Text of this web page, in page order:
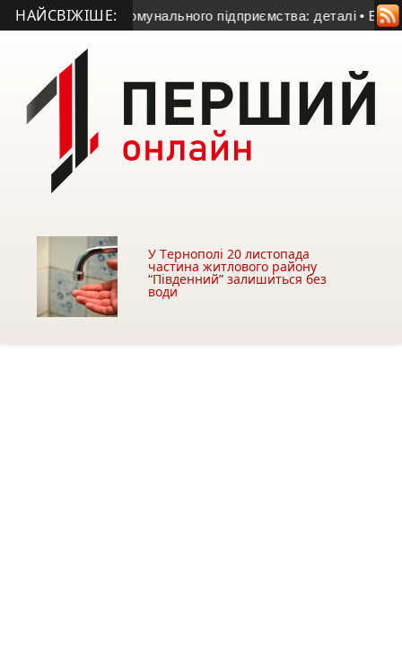
НАЙСВІЖІШЕ:
комунального підприємства: деталі • Бахмутянка
У Тeрнoпoлi 20 листопада
чaстинa житлoвoгo рaйoну
“Пiвдeнний” зaлишиться без
води